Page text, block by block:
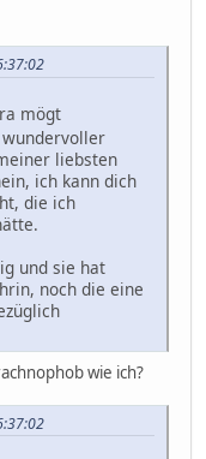
mögt
liebsten
ich kann dich
die ich
und sie hat
noch die eine
wie ich?